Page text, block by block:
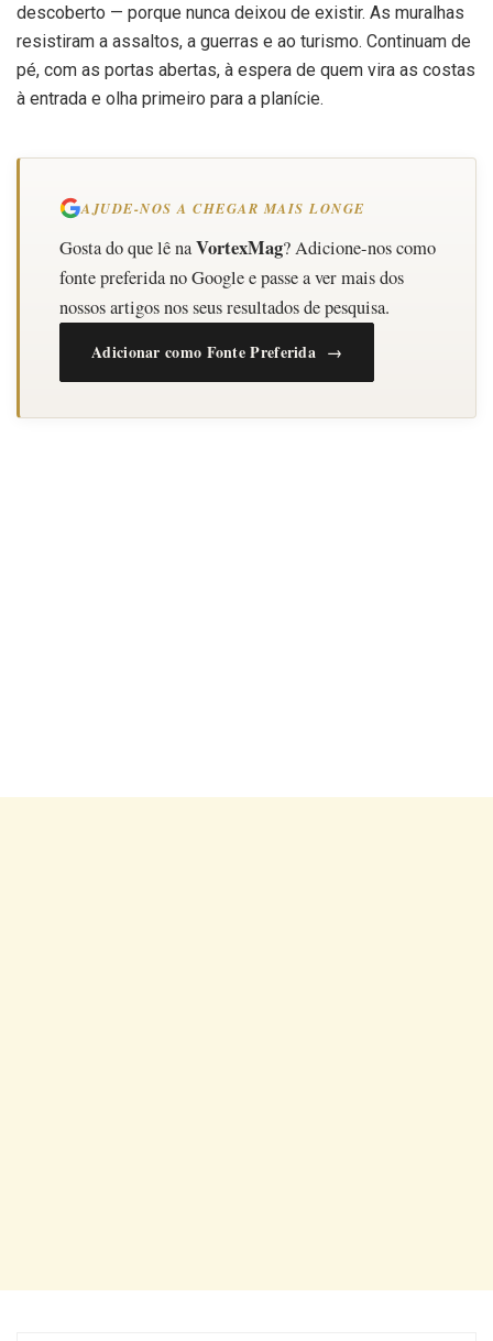
descoberto — porque nunca deixou de existir. As muralhas
resistiram a assaltos, a guerras e ao turismo. Continuam de
pé, com as portas abertas, à espera de quem vira as costas
à entrada e olha primeiro para a planície.
AJUDE-NOS A CHEGAR MAIS LONGE
Gosta do que lê naVortexMag? Adicione-nos como
fonte preferida no Google e passe a ver mais dos
nossos artigos nos seus resultados de pesquisa.
Adicionar como Fonte Preferida →